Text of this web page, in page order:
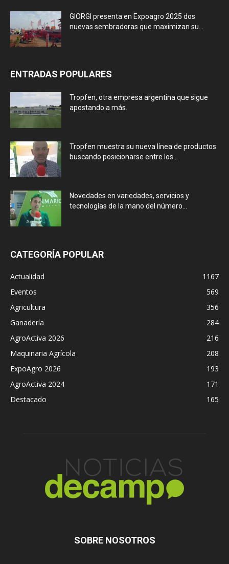
GIORGI presenta en Expoagro 2025 dos
nuevas sembradoras que maximizan su...
ENTRADAS POPULARES
Tropfen, otra empresa argentina que sigue
apostando a más.
Tropfen muestra su nueva línea de productos
buscando posicionarse entre los...
Novedades en variedades, servicios y
tecnologías de la mano del número...
CATEGORÍA POPULAR
Actualidad
1167
Eventos
569
Agricultura
356
Ganadería
284
AgroActiva 2026
216
Maquinaria Agrícola
208
ExpoAgro 2026
193
AgroActiva 2024
171
Destacado
165
SOBRE NOSOTROS